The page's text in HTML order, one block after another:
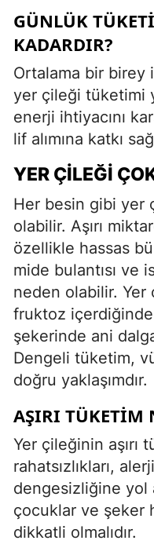
GÜNLÜK
KADARDIR?
Ortalama bir birey
yer çileği tüketimi
enerji ihtiyacını
lif alımına katkı
YER ÇILEĞI
Her besin gibi yer
olabilir. Aşırı
özellikle hassas
mide bulantısı ve
neden olabilir.
fruktoz
şekerinde ani
Dengeli tüketim,
doğru yaklaşımdır.
AŞIRI TÜKETIM
Yer çileğinin aşırı
rahatsızlıkları,
dengesizliğine yol
çocuklar ve şeker
dikkatli olmalıdır.